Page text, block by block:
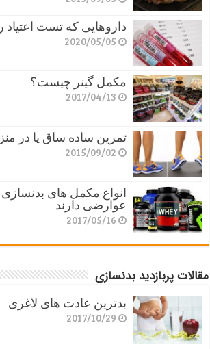
داروهایی که تست اعتیاد
2020/05/05
مکمل گینر چیست؟
2017/04/13
تمرین ساده ساق پا در
2015/09/02
انواع مکمل های بدنسازی
عوارضی دارند
2017/05/16
مقالات پربازدید بدنسازی
بدترین عادت های لاغری
2017/10/29